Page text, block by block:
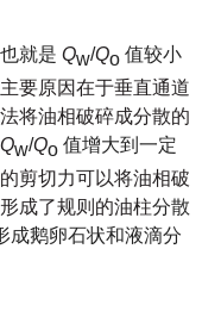
就是Qw/Qo 值较小
主要原因在于垂直通道
将油相破碎成分散的
Qw/Qo 值增大到一定
剪切力可以将油相破
成了规则的油柱分散
成鹅卵石状和液滴分